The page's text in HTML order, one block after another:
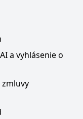
a vyhlásenie o